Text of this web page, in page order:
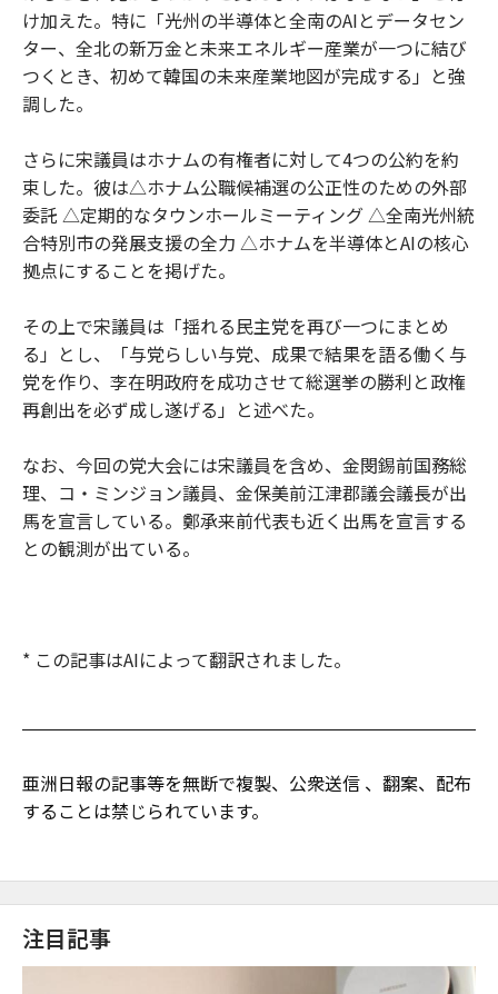
け加えた。特に「光州の半導体と全南のAIとデータセン
ター、全北の新万金と未来エネルギー産業が一つに結び
つくとき、初めて韓国の未来産業地図が完成する」と強
調した。
さらに宋議員はホナムの有権者に対して4つの公約を約
束した。彼は△ホナム公職候補選の公正性のための外部
委託 △定期的なタウンホールミーティング △全南光州統
合特別市の発展支援の全力 △ホナムを半導体とAIの核心
拠点にすることを掲げた。
その上で宋議員は「揺れる民主党を再び一つにまとめ
る」とし、「与党らしい与党、成果で結果を語る働く与
党を作り、李在明政府を成功させて総選挙の勝利と政権
再創出を必ず成し遂げる」と述べた。
なお、今回の党大会には宋議員を含め、金閔錫前国務総
理、コ・ミンジョン議員、金保美前江津郡議会議長が出
馬を宣言している。鄭承来前代表も近く出馬を宣言する
との観測が出ている。
* この記事はAIによって翻訳されました。
亜洲日報の記事等を無断で複製、公衆送信 、翻案、配布
することは禁じられています。
注目記事